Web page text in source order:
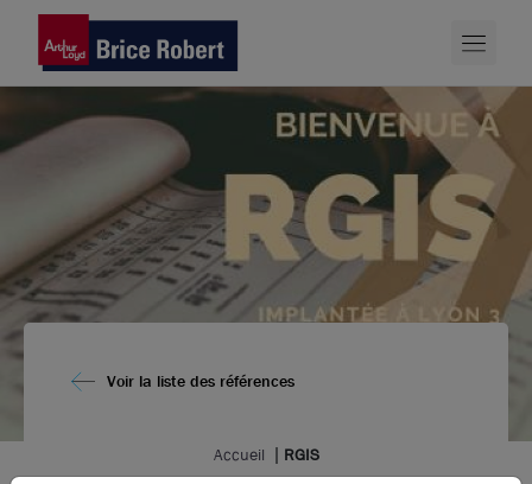
Voir la liste des références
Accueil RGIS